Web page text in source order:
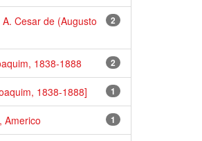
2
Cesar de (Augusto
2
1838-1888
1
1838-1888]
1
Americo